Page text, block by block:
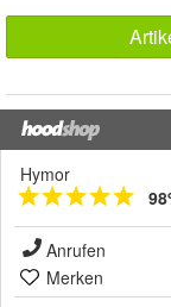
Hymor
Anrufen
Merken